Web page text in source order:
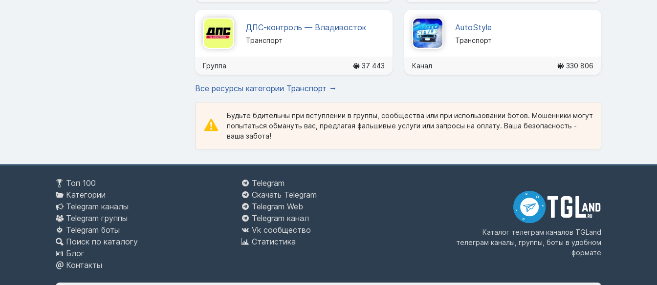
ДПС-контроль — Владивосток
Транспорт
Группа 37 443
AutoStyle
Транспорт
Канал 330 806
Все ресурсы категории Транспорт
Будьте бдительны при вступлении в группы, сообщества или при использовании ботов. Мошенники могут
попытаться обмануть вас, предлагая фальшивые услуги или запросы на оплату. Ваша безопасность -
ваша забота!
Топ 100
Категории
Telegram каналы
Telegram группы
Telegram боты
Поиск по каталогу
Блог
Контакты
Telegram
Скачать Telegram
Telegram Web
Telegram канал
Vk сообщество
Статистика
Каталог телеграм каналов TGLand
телеграм каналы, группы, боты в удобном
формате